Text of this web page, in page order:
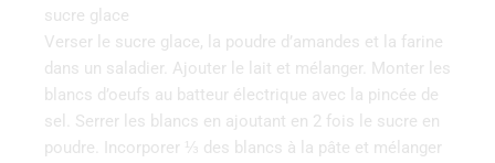
sucre glace
Verser le sucre glace, la poudre d’amandes et la farine
dans un saladier. Ajouter le lait et mélanger. Monter les
blancs d’oeufs au batteur électrique avec la pincée de
sel. Serrer les blancs en ajoutant en 2 fois le sucre en
poudre. Incorporer ⅓ des blancs à la pâte et mélanger